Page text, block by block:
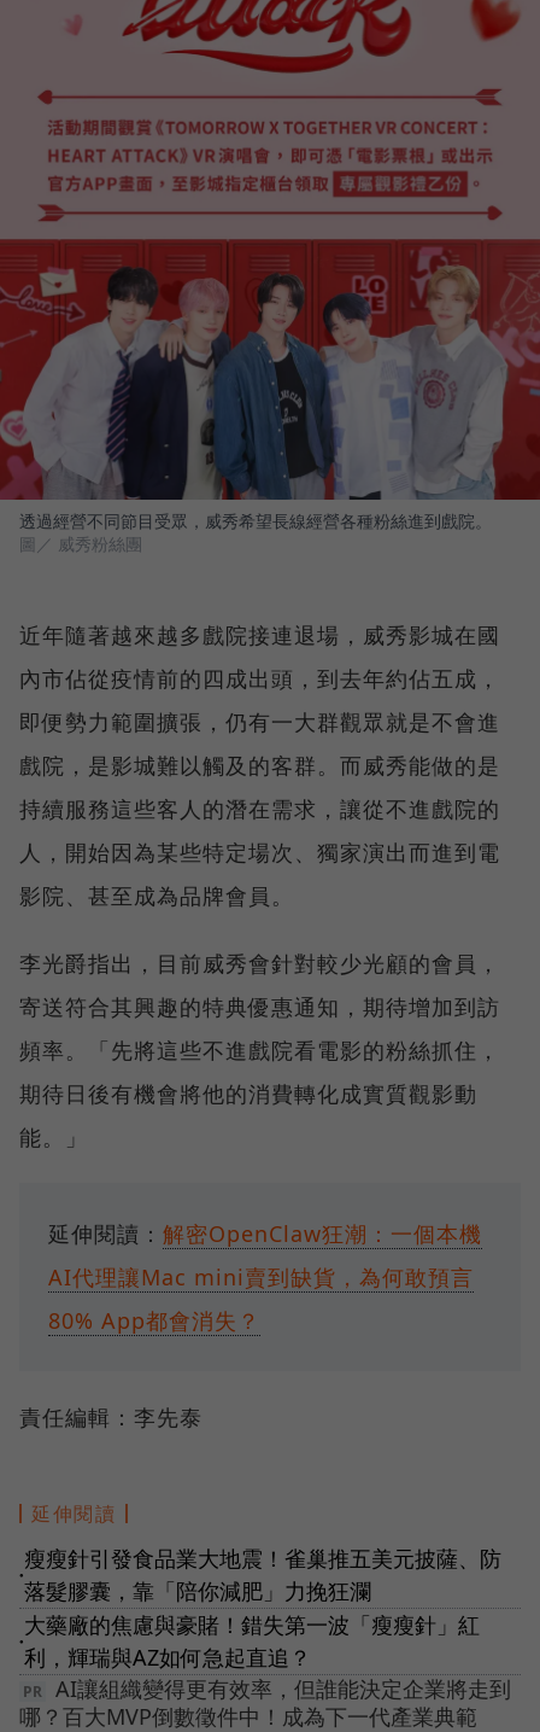
透過經營不同節目受眾，威秀希望長線經營各種粉絲進到戲院。
圖／ 威秀粉絲團
近年隨著越來越多戲院接連退場，威秀影城在國
內市佔從疫情前的四成出頭，到去年約佔五成，
即便勢力範圍擴張，仍有一大群觀眾就是不會進
戲院，是影城難以觸及的客群。而威秀能做的是
持續服務這些客人的潛在需求，讓從不進戲院的
人，開始因為某些特定場次、獨家演出而進到電
影院、甚至成為品牌會員。
李光爵指出，目前威秀會針對較少光顧的會員，
寄送符合其興趣的特典優惠通知，期待增加到訪
頻率。「先將這些不進戲院看電影的粉絲抓住，
期待日後有機會將他的消費轉化成實質觀影動
能。」
延伸閱讀： 解密OpenClaw狂潮：一個本機
AI代理讓Mac mini賣到缺貨，為何敢預言
80% App都會消失？
責任編輯：李先泰
延伸閱讀
●
瘦瘦針引發食品業大地震！雀巢推五美元披薩、防
落髮膠囊，靠「陪你減肥」力挽狂瀾
●
大藥廠的焦慮與豪賭！錯失第一波「瘦瘦針」紅
利，輝瑞與AZ如何急起直追？
AI讓組織變得更有效率，但誰能決定企業將走到
哪？百大MVP倒數徵件中！成為下一代產業典範